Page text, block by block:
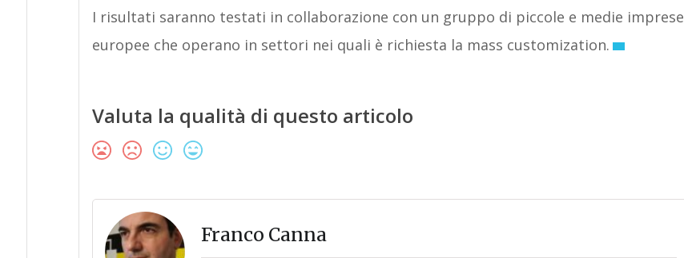
I risultati saranno testati in collaborazione con un gruppo di piccole e medie imprese
europee che operano in settori nei quali è richiesta la mass customization.
Valuta la qualità di questo articolo
Franco Canna